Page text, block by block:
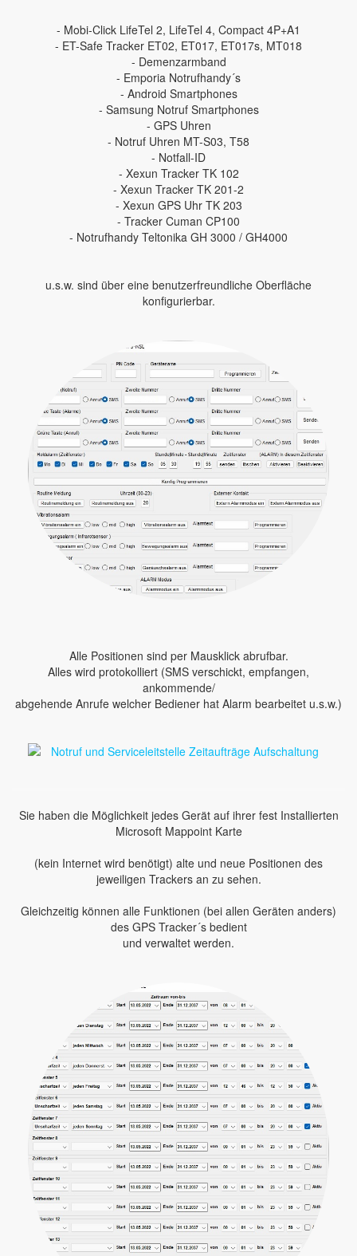
- Mobi-Click LifeTel 2, LifeTel 4, Compact 4P+A1
- ET-Safe Tracker ET02, ET017, ET017s, MT018
- Demenzarmband
- Emporia Notrufhandy´s
- Android Smartphones
- Samsung Notruf Smartphones
- GPS Uhren
- Notruf Uhren MT-S03, T58
- Notfall-ID
- Xexun Tracker TK 102
- Xexun Tracker TK 201-2
- Xexun GPS Uhr TK 203
- Tracker Cuman CP100
- Notrufhandy Teltonika GH 3000 / GH4000
u.s.w. sind über eine benutzerfreundliche Oberfläche
konfigurierbar.
Alle Positionen sind per Mausklick abrufbar.
Alles wird protokolliert (SMS verschickt, empfangen,
ankommende/
abgehende Anrufe welcher Bediener hat Alarm bearbeitet u.s.w.)
Sie haben die Möglichkeit jedes Gerät auf ihrer fest Installierten
Microsoft Mappoint Karte
(kein Internet wird benötigt) alte und neue Positionen des
jeweiligen Trackers an zu sehen.
Gleichzeitig können alle Funktionen (bei allen Geräten anders)
des GPS Tracker´s bedient
und verwaltet werden.